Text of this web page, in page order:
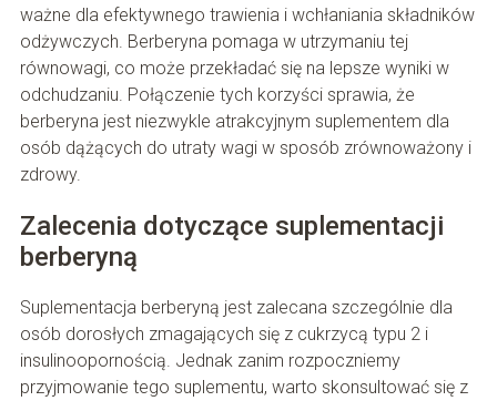
ważne dla efektywnego trawienia i wchłaniania składników
odżywczych. Berberyna pomaga w utrzymaniu tej
równowagi, co może przekładać się na lepsze wyniki w
odchudzaniu. Połączenie tych korzyści sprawia, że
berberyna jest niezwykle atrakcyjnym suplementem dla
osób dążących do utraty wagi w sposób zrównoważony i
zdrowy.
Zalecenia dotyczące suplementacji
berberyną
Suplementacja berberyną jest zalecana szczególnie dla
osób dorosłych zmagających się z cukrzycą typu 2 i
insulinoopornością. Jednak zanim rozpoczniemy
przyjmowanie tego suplementu, warto skonsultować się z